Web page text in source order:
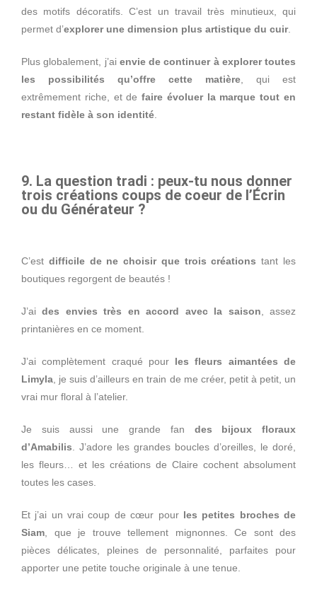
des motifs décoratifs. C’est un travail très minutieux, qui
permet d’explorer une dimension plus artistique du cuir.
Plus globalement, j’ai envie de continuer à explorer toutes
les possibilités qu’offre cette matière , qui est
extrêmement riche, et defaire évoluer la marque tout en
restant fidèle à son identité
9. La question tradi : peux-tu nous donner
trois créations coups de coeur de l’Écrin
ou du Générateur ?
C’est difficile de ne choisir que trois créations tant les
boutiques regorgent de beautés !
J’aides envies très en accord avec la saison , assez
printanières en ce moment.
J’ai complètement craqué pour les fleurs aimantées de
Limyla , je suis d’ailleurs en train de me créer, petit à petit, un
vrai mur floral à l’atelier.
Je suis aussi une grande fan des bijoux floraux
d’Amabilis . J’adore les grandes boucles d’oreilles, le doré,
les fleurs… et les créations de Claire cochent absolument
toutes les cases.
Et j’ai un vrai coup de cœur pour les petites broches de
Siam , que je trouve tellement mignonnes. Ce sont des
pièces délicates, pleines de personnalité, parfaites pour
apporter une petite touche originale à une tenue.